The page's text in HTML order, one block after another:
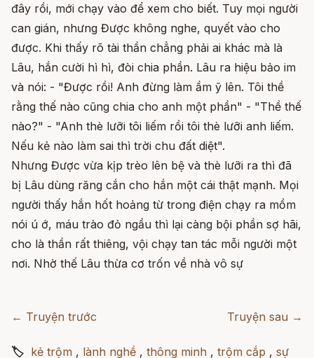
đây rồi, mới chạy vào để xem cho biết. Tuy mọi người
can gián, nhưng Được không nghe, quyết vào cho
được. Khi thấy rõ tài thần chẳng phải ai khác mà là
Lâu, hắn cười hì hì, đòi chia phần. Lâu ra hiệu bảo im
và nói: - "Được rồi! Anh đừng làm ầm ỹ lên. Tôi thề
rằng thế nào cũng chia cho anh một phần" - "Thề thế
nào?" - "Anh thè lưỡi tôi liếm rồi tôi thè lưỡi anh liếm.
Nếu kẻ nào làm sai thì trời chu đất diệt".
Nhưng Được vừa kịp trèo lên bệ và thè lưỡi ra thì đã
bị Lâu dùng răng cắn cho hắn một cái thật mạnh. Mọi
người thấy hắn hốt hoảng từ trong điện chạy ra mồm
nói ú ớ, máu trào đỏ ngầu thì lại càng bội phần sợ hãi,
cho là thần rất thiêng, vội chạy tan tác mỗi người một
nơi. Nhờ thế Lâu thừa cơ trốn về nhà vô sự
← Truyện trước Truyện sau →
🏷 kẻ trộm , lành nghề , thông minh , trộm cắp , sự